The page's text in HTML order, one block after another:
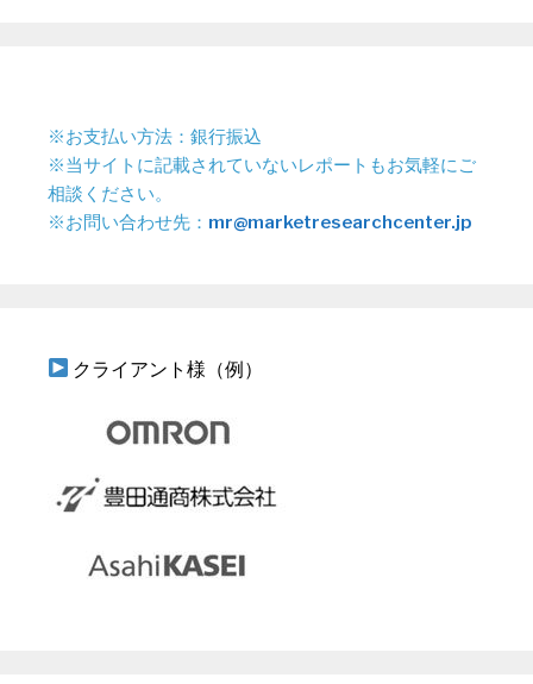
※お支払い方法：銀行振込
※当サイトに記載されていないレポートもお気軽にご
相談ください。
※お問い合わせ先： mr@marketresearchcenter.jp
クライアント様（例）